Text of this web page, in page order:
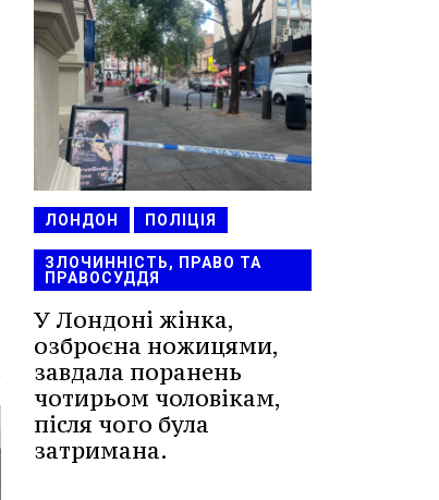
ЛОНДОН ПОЛІЦІЯ
ЗЛОЧИННІСТЬ, ПРАВО ТА
ПРАВОСУДДЯ
У Лондоні жінка,
озброєна ножицями,
завдала поранень
чотирьом чоловікам,
після чого була
затримана.